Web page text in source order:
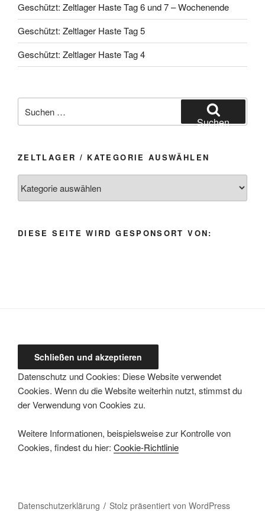
Geschützt: Zeltlager Haste Tag 6 und 7 – Wochenende
Geschützt: Zeltlager Haste Tag 5
Geschützt: Zeltlager Haste Tag 4
nach:
Suchen
ZELTLAGER / KATEGORIE AUSWÄHLEN
DIESE SEITE WIRD GESPONSORT VON:
Datenschutz und Cookies: Diese Website verwendet
Cookies. Wenn du die Website weiterhin nutzt, stimmst du
der Verwendung von Cookies zu.
Weitere Informationen, beispielsweise zur Kontrolle von
Cookies, findest du hier: Cookie-Richtlinie
Datenschutzerklärung Stolz präsentiert von WordPress